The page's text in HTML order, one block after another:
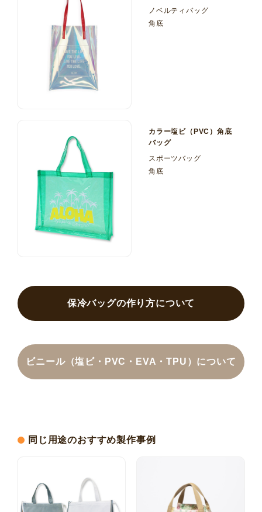
手 エナメル
ノベルティバッグ
角底
カラー塩ビ（PVC）角底
バッグ
スポーツバッグ
角底
保冷バッグの作り方について
ビニール（塩ビ・PVC・EVA・TPU）について
同じ用途のおすすめ製作事例